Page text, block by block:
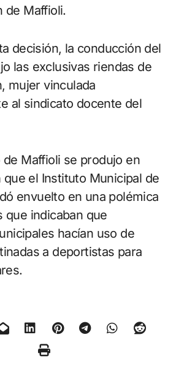
de Maffioli.
decisión, la conducción del
las exclusivas riendas de
mujer vinculada
al sindicato docente del
de Maffioli se produjo en
el Instituto Municipal de
envuelto en una polémica
que indicaban que
hacían uso de
a deportistas para